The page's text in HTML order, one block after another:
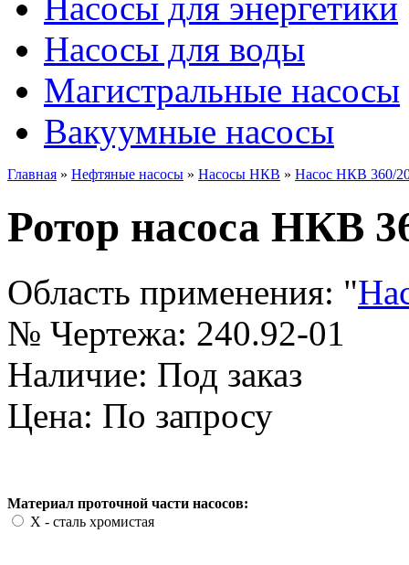
Насосы для воды
Магистральные насосы
Вакуумные насосы
Главная » Нефтяные насосы » Насосы НКВ » Насос НКВ 360/
Ротор насоса НКВ
Область применения: "
№ Чертежа: 240.92-01
Наличие: Под заказ
Цена: По запросу
Материал проточной части насосов:
Х - сталь хромистая